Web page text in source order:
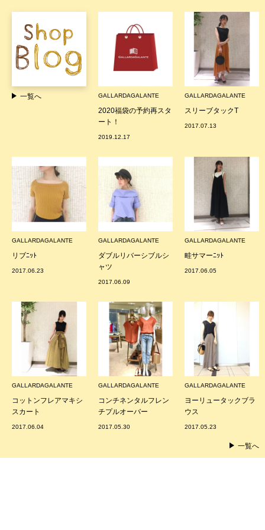
一覧へ GALLARDAGALANTE
2020福袋の予約再スタ
ート！
2019.12.17
GALLARDAGALANTE
スリーブタックT
2017.07.13
GALLARDAGALANTE
リブﾆｯﾄ
2017.06.23
GALLARDAGALANTE
ダブルリバーシブルシ
ャツ
2017.06.09
GALLARDAGALANTE
畦サマーﾆｯﾄ
2017.06.05
GALLARDAGALANTE
コットンフレアマキシ
スカート
2017.06.04
GALLARDAGALANTE
コンチネンタルフレン
チプルオーバー
2017.05.30
GALLARDAGALANTE
ヨーリュータックブラ
ウス
2017.05.23
一覧へ